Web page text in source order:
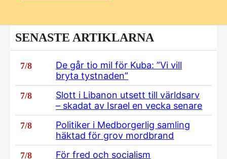
SENASTE ARTIKLARNA
7/8
De går tio mil för Kuba: ”Vi vill
bryta tystnaden”
7/8
Slott i Libanon utsett till världsarv
– skadat av Israel en vecka senare
7/8
Politiker i Medborgerlig samling
häktad för grov mordbrand
7/8 För fred och socialism